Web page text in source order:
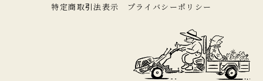
特定商取引法表示
プライバシーポリシー